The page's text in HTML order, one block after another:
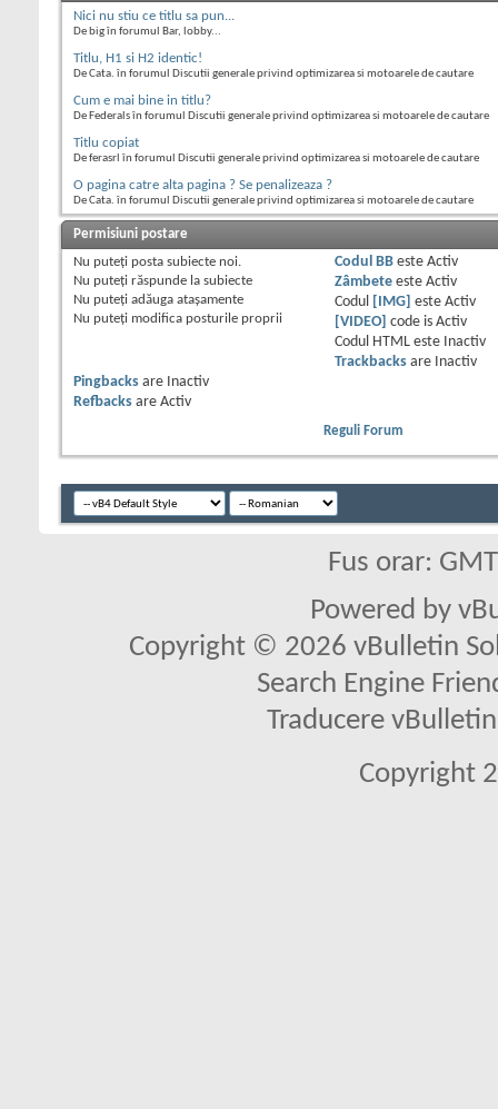
Nici nu stiu ce titlu sa pun...
De big în forumul Bar, lobby...
Titlu, H1 si H2 identic!
De Cata. în forumul Discutii generale privind optimizarea si motoarele de cautare
Cum e mai bine in titlu?
De Federals în forumul Discutii generale privind optimizarea si motoarele de cautare
Titlu copiat
De ferasrl în forumul Discutii generale privind optimizarea si motoarele de cautare
O pagina catre alta pagina ? Se penalizeaza ?
De Cata. în forumul Discutii generale privind optimizarea si motoarele de cautare
Permisiuni postare
Nu puteţi posta subiecte noi.
Nu puteţi răspunde la subiecte
Nu puteţi adăuga ataşamente
Nu puteţi modifica posturile proprii
Codul BBeste Activ
Zâmbeteeste Activ
Codul
[IMG] este Activ
[VIDEO]
code is Activ
Codul HTML este
Inactiv
Trackbacksare
Inactiv
Pingbacks are
Inactiv
Refbacks are Activ
Reguli Forum
Fus orar:
Powered by
Copyright © 2026 vBulletin
Search Engine
Traducere
Copyright